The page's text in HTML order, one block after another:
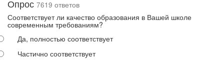
Опрос 7619 ответов
Соответствует ли качество образования в Вашей школе
современным требованиям?
Да, полностью соответствует
Частично соответствует